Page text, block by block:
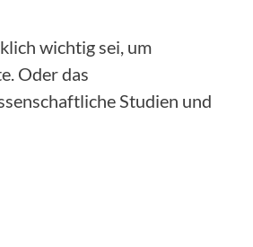
wichtig sei, um
Oder das
Studien und